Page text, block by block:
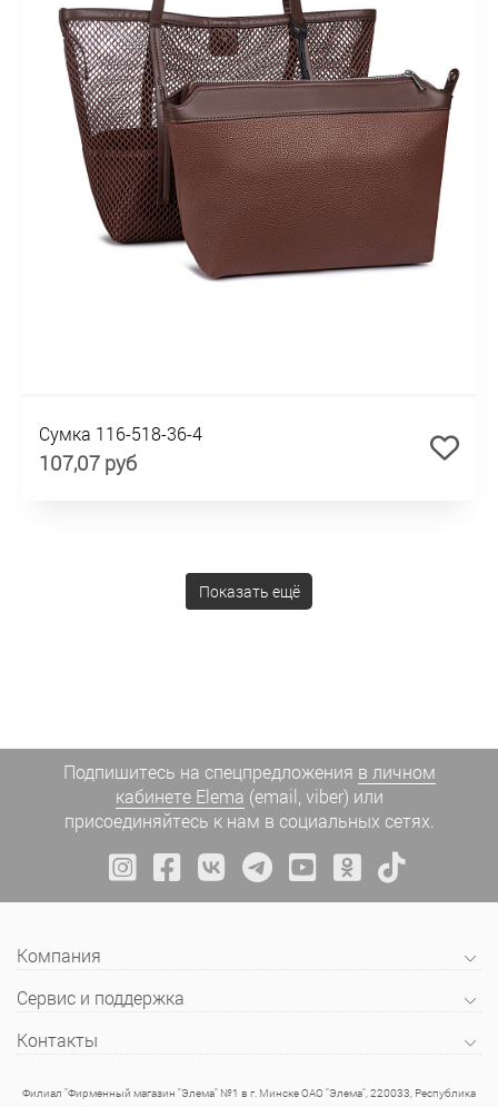
Сумка 116-518-36-4
107,07 руб
Показать ещё
Подпишитесь на спецпредложения в личном
кабинете Elema (email, viber) или
присоединяйтесь к нам в социальных сетях.
Компания
Сервис и поддержка
Контакты
Филиал "Фирменный магазин "Элема" №1 в г. Минске ОАО "Элема", 220033, Республика